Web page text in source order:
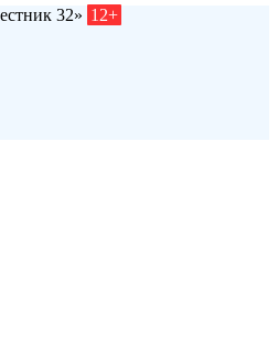
32» 12+